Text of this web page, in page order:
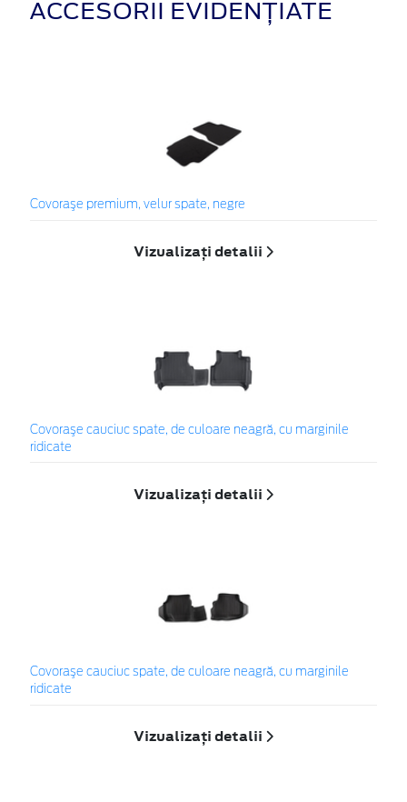
ACCESORII EVIDENȚIATE
Covoraşe premium, velur spate, negre
Vizualizați detalii
Covoraşe cauciuc spate, de culoare neagră, cu marginile
ridicate
Vizualizați detalii
Covoraşe cauciuc spate, de culoare neagră, cu marginile
ridicate
Vizualizați detalii